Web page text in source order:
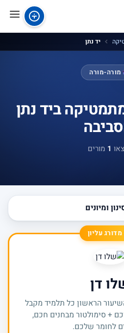
יד נתן
מורה-מורה
ביד נתן
1 מורים
ומיונים
דן
הראשון כל תלמיד מקבל
+ סימולטור מבחנים חכם,
לחומר שלכם.